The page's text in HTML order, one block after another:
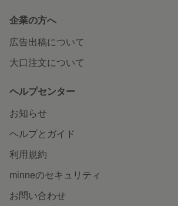
企業の方へ
広告出稿について
大口注文について
ヘルプセンター
お知らせ
ヘルプとガイド
利用規約
minneのセキュリティ
お問い合わせ